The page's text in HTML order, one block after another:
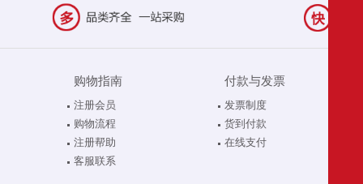
购物指南
注册会员
购物流程
注册帮助
客服联系
付款与发票
发票制度
货到付款
在线支付